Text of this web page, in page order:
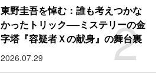
2
東野圭吾を悼む：誰も考えつかな
かったトリック──ミステリーの金
字塔『容疑者Ｘの献身』の舞台裏
2026.07.29